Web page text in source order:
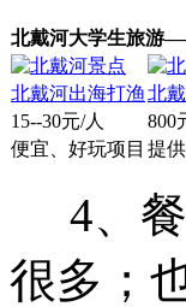
北戴河大学生旅游
北戴河出海打渔北
15--30元/人
800
便宜、好玩项目 提
4、餐
很多；